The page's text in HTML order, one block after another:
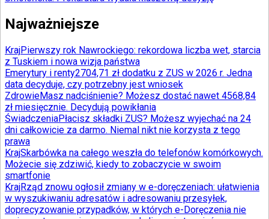
Najważniejsze
KrajPierwszy rok Nawrockiego: rekordowa liczba wet, starcia
z Tuskiem i nowa wizja państwa
Emerytury i renty2704,71 zł dodatku z ZUS w 2026 r. Jedna
data decyduje, czy potrzebny jest wniosek
ZdrowieMasz nadciśnienie? Możesz dostać nawet 4568,84
zł miesięcznie. Decydują powikłania
ŚwiadczeniaPłacisz składki ZUS? Możesz wyjechać na 24
dni całkowicie za darmo. Niemal nikt nie korzysta z tego
prawa
KrajSkarbówka na całego weszła do telefonów komórkowych.
Możecie się zdziwić, kiedy to zobaczycie w swoim
smartfonie
KrajRząd znowu ogłosił zmiany w e-doręczeniach: ułatwienia
w wyszukiwaniu adresatów i adresowaniu przesyłek,
doprecyzowanie przypadków, w których e-Doręczenia nie